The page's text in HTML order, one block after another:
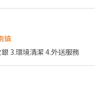
。
鎮
3.環境清潔 4.外送服務